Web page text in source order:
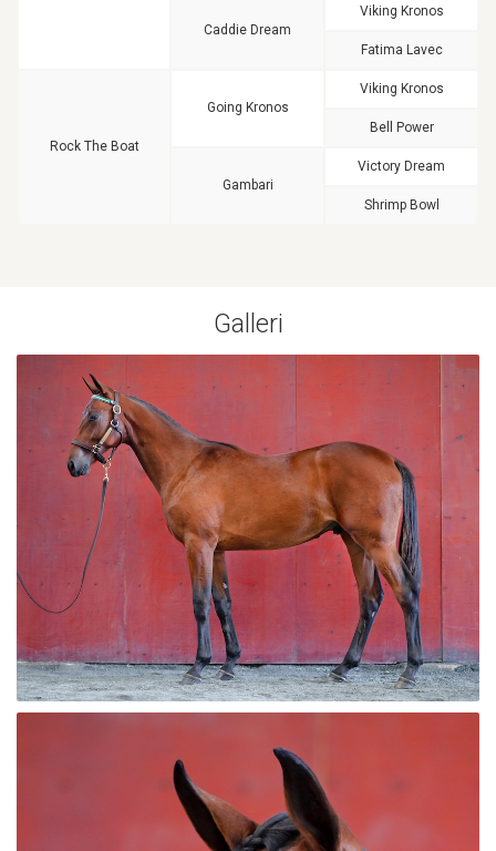
Caddie Dream
Viking Kronos
Fatima Lavec
Rock The Boat
Going Kronos
Viking Kronos
Bell Power
Gambari
Victory Dream
Shrimp Bowl
Galleri